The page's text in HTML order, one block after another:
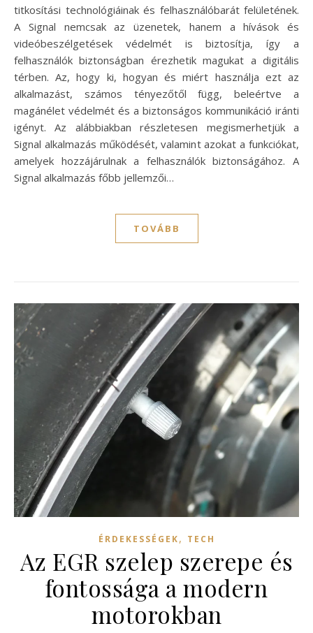
titkosítási technológiáinak és felhasználóbarát felületének.
A Signal nemcsak az üzenetek, hanem a hívások és
videóbeszélgetések védelmét is biztosítja, így a
felhasználók biztonságban érezhetik magukat a digitális
térben. Az, hogy ki, hogyan és miért használja ezt az
alkalmazást, számos tényezőtől függ, beleértve a
magánélet védelmét és a biztonságos kommunikáció iránti
igényt. Az alábbiakban részletesen megismerhetjük a
Signal alkalmazás működését, valamint azokat a funkciókat,
amelyek hozzájárulnak a felhasználók biztonságához. A
Signal alkalmazás főbb jellemzői…
TOVÁBB
ÉRDEKESSÉGEK, TECH
Az EGR szelep szerepe és
fontossága a modern
motorokban